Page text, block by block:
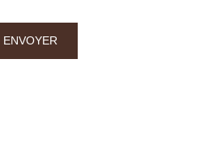
42300 Roanne
ENVOYER